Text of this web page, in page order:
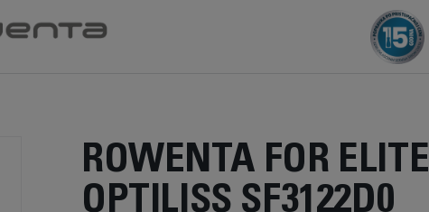
ROWENTA FOR ELITE
OPTILISS SF3122D0